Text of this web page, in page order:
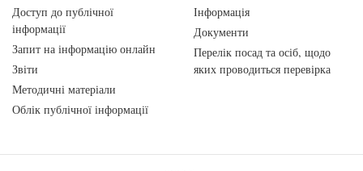
Доступ до публічної
інформації
Запит на інформацію онлайн
Звіти
Методичні матеріали
Облік публічної інформації
Інформація
Документи
Перелік посад та осіб, щодо
яких проводиться перевірка